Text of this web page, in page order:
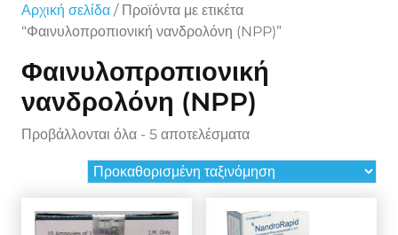
Αρχική σελίδα / Προϊόντα με ετικέτα
“Φαινυλοπροπιονική νανδρολόνη (NPP)”
Φαινυλοπροπιονική
νανδρολόνη (NPP)
Προβάλλονται όλα - 5 αποτελέσματα